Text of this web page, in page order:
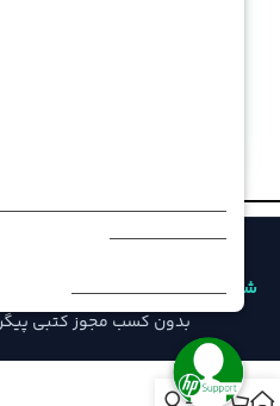
خریدی مطمئن با ضمانت
© تمامی حقوق مادی و معنوی
شبکه فیداراست و هرگونه
بدون کسب مجوز کتبی